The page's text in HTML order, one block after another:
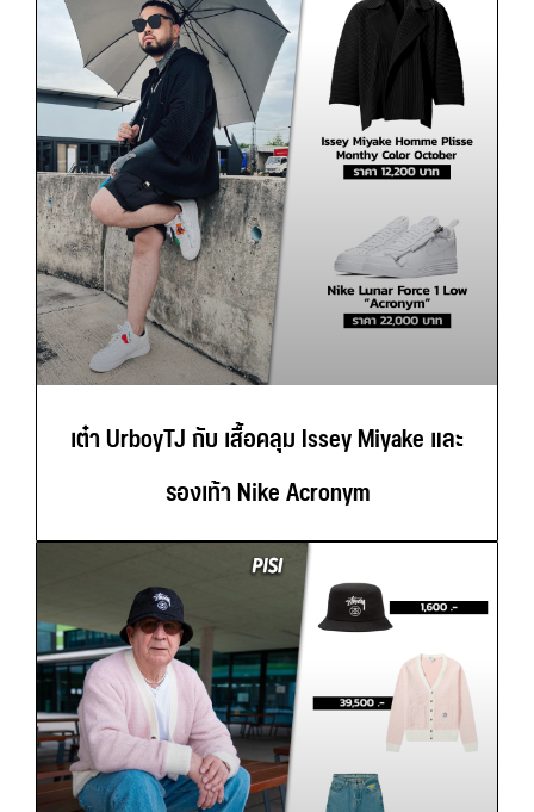
เต๋า UrboyTJ กับ เสื้อคลุม Issey Miyake และ
รองเท้า Nike Acronym